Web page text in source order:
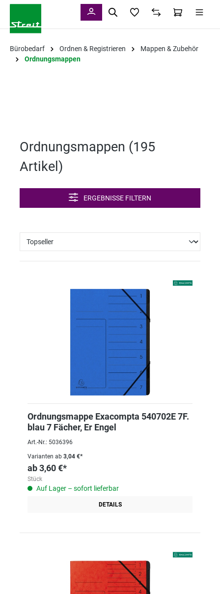
Bürobedarf Ordnen & Registrieren
Mappen & Zubehör
Ordnungsmappen
Ordnungsmappen (195
Artikel )
ERGEBNISSE FILTERN
Ordnungsmappe Exacompta 540702E 7F.
blau 7 Fächer, Er Engel
Art.-Nr.: 5036396
Varianten ab 3,04 €*
ab3,60 €*
Stück
Auf Lager – sofort lieferbar
DETAILS